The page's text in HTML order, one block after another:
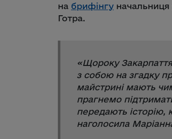
на брифінгу начальниця
Готра.
«Щороку Закарпаття
з собою на згадку
майстрині мають
прагнемо
передають історію,
наголосила